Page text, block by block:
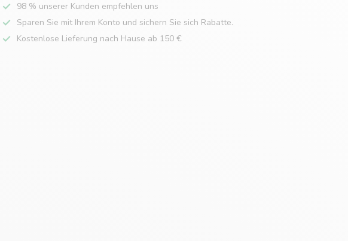
98 % unserer Kunden empfehlen uns
Sparen Sie mit Ihrem Konto und sichern Sie sich Rabatte.
Kostenlose Lieferung nach Hause ab 150 €